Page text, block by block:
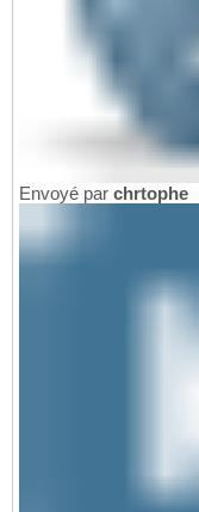
Envoyé par chrtophe